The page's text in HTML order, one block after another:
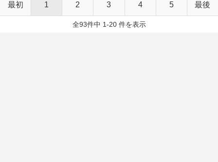
最初 1 2 3 4 5 最後
全93件中 1-20 件を表示